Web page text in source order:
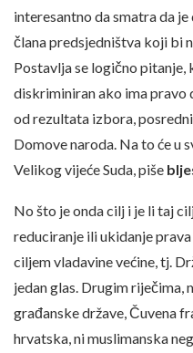
interesantno da smatra da
člana predsjedništva koji bi
Postavlja se logično pitanje,
diskriminiran ako ima pravo
od rezultata izbora,
Domove naroda. Na to će u
Velikog vijeće Suda, piše
No što je onda cilj i je li taj
reduciranje ili ukidanje
ciljem vladavine većine, tj.
jedan glas. Drugim riječima,
građanske države, Čuvena
hrvatska, ni muslimanska